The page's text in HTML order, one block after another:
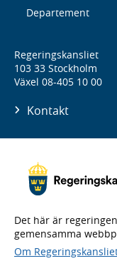
Departement
Regeringskansliet
103 33 Stockholm
Växel 08-405 10 00
Kontakt
Det här är
gemensamma
Om